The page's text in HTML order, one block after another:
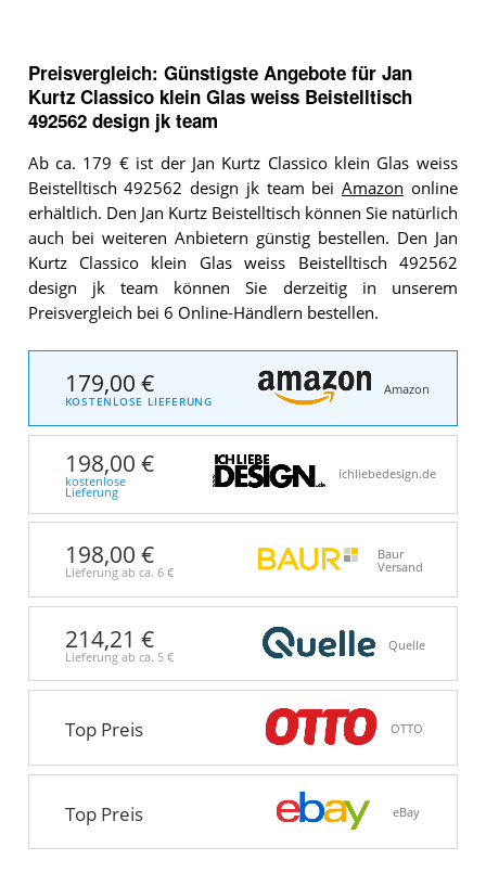
Preisvergleich: Günstigste Angebote für Jan
Kurtz Classico klein Glas weiss Beistelltisch
492562 design jk team
Ab ca. 179 € ist der Jan Kurtz Classico klein Glas weiss
Beistelltisch 492562 design jk team beiAmazon online
erhältlich. Den Jan Kurtz Beistelltisch können Sie natürlich
auch bei weiteren Anbietern günstig bestellen. Den Jan
Kurtz Classico klein Glas weiss Beistelltisch 492562
design jk team können Sie derzeitig in unserem
Preisvergleich bei 6 Online-Händlern bestellen.
179,00 €
KOSTENLOSE LIEFERUNG
Amazon
198,00 €
kostenlose
Lieferung
ichliebedesign.de
198,00 €
Lieferung ab ca. 6 €
Baur
Versand
214,21 €
Lieferung ab ca. 5 €
Quelle
Top Preis OTTO
Top Preis eBay